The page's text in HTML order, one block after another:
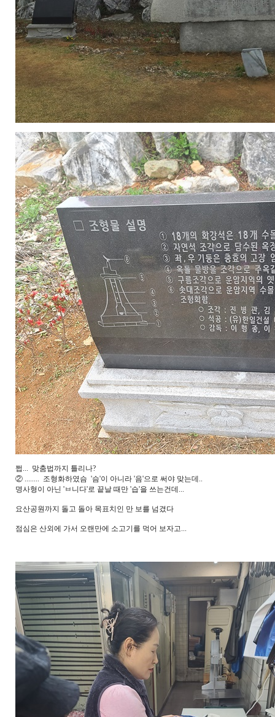
쩝... 맞춤법까지 틀리나?
② ........ 조형화하였슴 '슴'이 아니라 '음'으로 써야 맞는데..
명사형이 아닌 'ㅂ니다'로 끝날 때만 '습'을 쓰는건데...
요산공원까지 돌고 돌아 목표치인 만 보를 넘겼다
점심은 산외에 가서 오랜만에 소고기를 먹어 보자고...